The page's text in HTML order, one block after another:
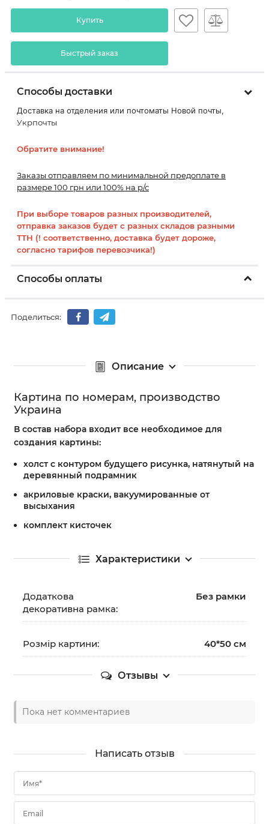
Купить
Быстрый заказ
Способы доставки
Доставка на отделения или почтоматы Новой почты,
Укрпочты
Обратите внимание!
Заказы отправляем по минимальной предоплате в
размере 100 грн или 100% на р/с
При выборе товаров разных производителей,
отправка заказов будет с разных складов разными
ТТН (! соответственно, доставка будет дороже,
согласно тарифов перевозчика!)
Способы оплаты
Поделиться:
Описание
Картина по номерам, производство
Украина
В состав набора входит все необходимое для
создания картины:
холст с контуром будущего рисунка, натянутый на
деревянный подрамник
акриловые краски, вакуумированные от
высыхания
комплект кисточек
Характеристики
Додаткова
декоративна рамка:
Без рамки
Розмір картини: 40*50 см
Отзывы
Пока нет комментариев
Написать отзыв
Имя*
Email